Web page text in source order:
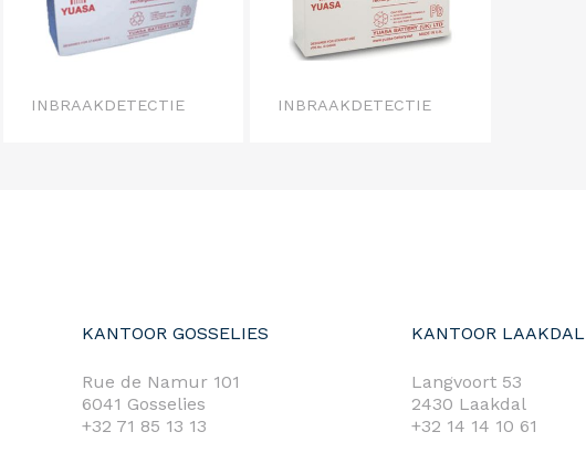
INBRAAKDETECTIE INBRAAKDETECTIE
KANTOOR GOSSELIES
Rue de Namur 101
6041 Gosselies
+32 71 85 13 13
KANTOOR LAAKDAL
Langvoort 53
2430 Laakdal
+32 14 14 10 61